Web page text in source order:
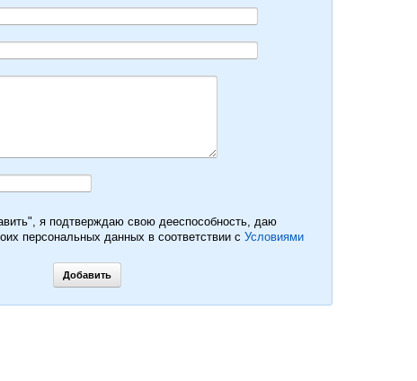
я подтверждаю свою дееспособность, даю
персональных данных в соответствии с Условиями